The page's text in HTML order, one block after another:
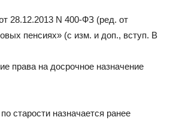
28.12.2013 N 400-ФЗ (ред. от
пенсиях» (с изм. и доп., вступ. В
права на досрочное назначение
старости назначается ранее